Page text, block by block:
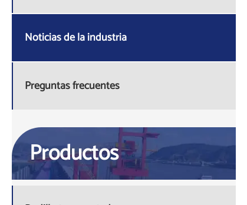
Noticias de la industria
Preguntas frecuentes
Productos